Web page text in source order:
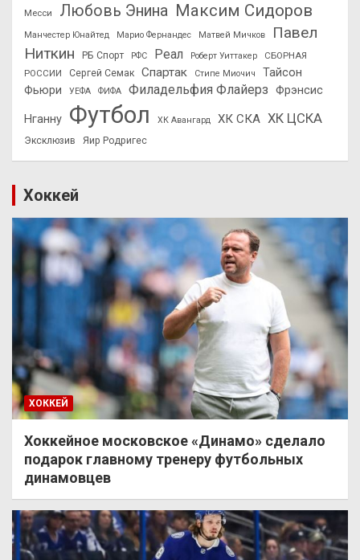
Месси
Любовь Энина Максим Сидоров
Манчестер Юнайтед Марио Фернандес Матвей Мичков
Павел
Ниткин
РБ Спорт РФС Реал Роберт Уиттакер
СБОРНАЯ
РОССИИ
Сергей Семак Спартак Стипе Миочич
Тайсон
Фьюри
УЕФА ФИФА Филадельфия Флайерз Фрэнсис
Нганну Футбол ХК Авангард ХК СКА ХК ЦСКА
Эксклюзив Яир Родригес
Хоккей
ХОККЕЙ
Хоккейное московское «Динамо» сделало
подарок главному тренеру футбольных
динамовцев